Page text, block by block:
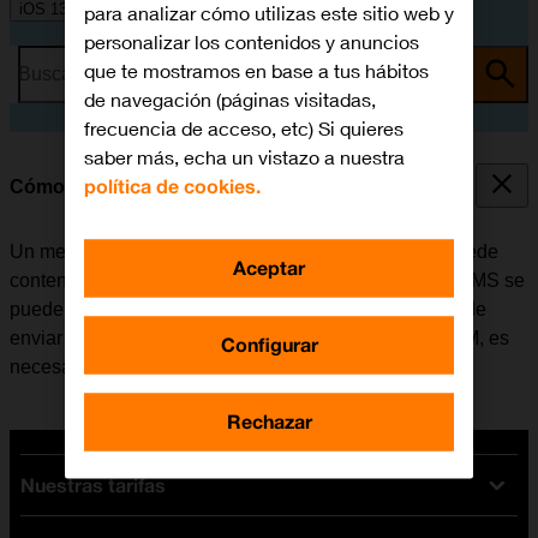
iOS 13.1
Busca por problema o tema
Cómo escribir y enviar un MMS
Un mensaje multimedia (MMS) es un mensaje que puede
contener imágenes y otros archivos multimedia. Los MMS se
pueden enviar a otros teléfonos móviles. Si no se puede
enviar ni recibir MMS después de insertar la tarjeta SIM, es
necesario
Nuestras tarifas
para analizar cómo utilizas este sitio web y
personalizar los contenidos y anuncios
que te mostramos en base a tus hábitos
de navegación (páginas visitadas,
frecuencia de acceso, etc) Si quieres
saber más, echa un vistazo a nuestra
política de cookies.
Configurar
Rechazar
Aceptar